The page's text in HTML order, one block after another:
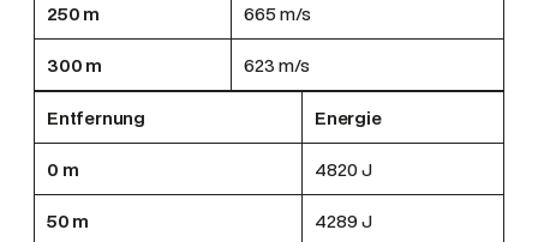
250 m 665 m/s
300 m 623 m/s
Entfernung Energie
0 m 4820 J
50 m 4289 J